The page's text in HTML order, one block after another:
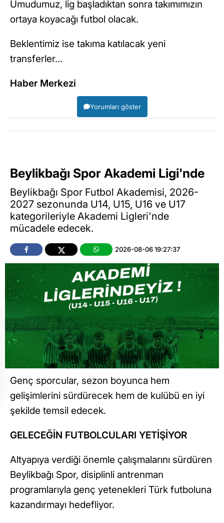
Umudumuz, lig başladıktan sonra takımımızın
ortaya koyacağı futbol olacak.
Beklentimiz ise takıma katılacak yeni
transferler…
Haber Merkezi
Yorumları göster
Beylikbağı Spor Akademi Ligi'nde
Beylikbağı Spor Futbol Akademisi, 2026-
2027 sezonunda U14, U15, U16 ve U17
kategorileriyle Akademi Ligleri'nde
mücadele edecek.
2026-08-06 19:27:37
Genç sporcular, sezon boyunca hem
gelişimlerini sürdürecek hem de kulübü en iyi
şekilde temsil edecek.
GELECEĞİN FUTBOLCULARI YETİŞİYOR
Altyapıya verdiği önemle çalışmalarını sürdüren
Beylikbağı Spor, disiplinli antrenman
programlarıyla genç yetenekleri Türk futboluna
kazandırmayı hedefliyor.